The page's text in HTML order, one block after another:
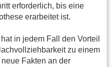
erforderlich, bis eine
erarbeitet ist.
in jedem Fall den Vorteil
zu einem
Fakten an der